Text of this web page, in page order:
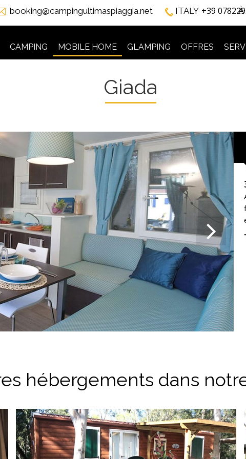
booking@campingultimaspiaggia.net ITALY +39 À
CAMPING MOBILE HOME GLAMPING OFFRES
Giada
hébergements dans